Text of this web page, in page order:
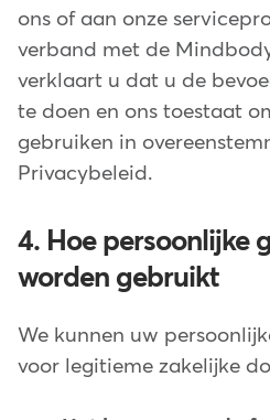
ons of aan onze
verband met de
verklaart u dat u de
te doen en ons toestaat
gebruiken in
Privacybeleid.
4. Hoe persoonlijke
worden gebruikt
We kunnen uw
voor legitieme zakelijke